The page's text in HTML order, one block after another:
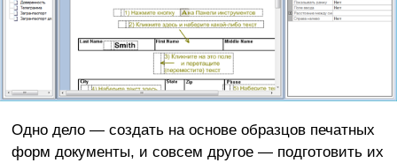
Одно дело — создать на основе образцов печатных
форм документы, и совсем другое — подготовить их